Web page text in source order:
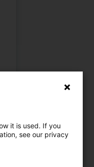
5
it is used. If you
see our privacy